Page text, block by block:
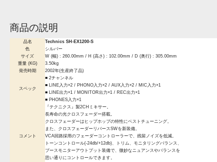
商品の説明
品名
Technics SH-EX1200-S
色
シルバー
サイズ
W (幅) : 260.00mm / H (高さ) : 102.00mm / D (奥行) : 305.00mm
重量 (KG)
3.50kg
発売時期
2002年(生産終了品)
スペック
■ 2チャンネル
■ LINE入力×2 / PHONO入力×2 / AUX入力×2 / MIC入力×1
■ LINE出力×1 / MONITOR出力×1 / REC出力×1
■ PHONES入力×1
コメント
『テクニクス』製2CHミキサー。
長寿命の光クロスフェーダー搭載。
クロスフェーダーはヒップホップの特性にベストチューニング。
また、クロスフェーダーリバースSWを新装備。
VCA回路採用のフェーダーコントローラーで、残留ノイズを低減。
トーンコントロール(-24db/+12db)、トリム、モニタリングバランス、
ブースモニターアウトプット装備で、微妙なニュアンスやバランスを
思い通りにコントロールできます。